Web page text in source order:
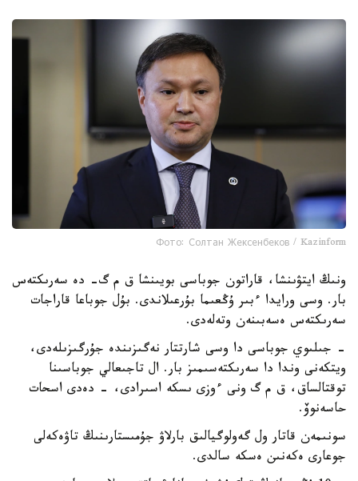
Фото: Солтан Жексенбеков / Kazinform
ونىڭ ايتۋىنشا، قاراتون جوباسى بويىنشا ق م گ- دە سەرىكتەس
بار. وسى ورايدا ءبىر ۇڭعىما بۇرعىلاندى. بۇل جوباعا قاراجات
سەرىكتەس ەسەبىنەن وتەلەدى.
- جىلىوي جوباسى دا وسى شارتتار نەگىزىندە جۇرگىزىلەدى،
ويتكەنى وندا دا سەرىكتەسىمىز بار. ال تاجىعالي جوباسىنا
توقتالساق، ق م گ ونى ءوزى ىسكە اسىرادى، - دەدى اسحات
حاسەنوۆ.
سونىمەن قاتار ول گەولوگيالىق بارلاۋ جۇمىستارىنىڭ تاۋەكەلى
جوعارى ەكەنىن ەسكە سالدى.